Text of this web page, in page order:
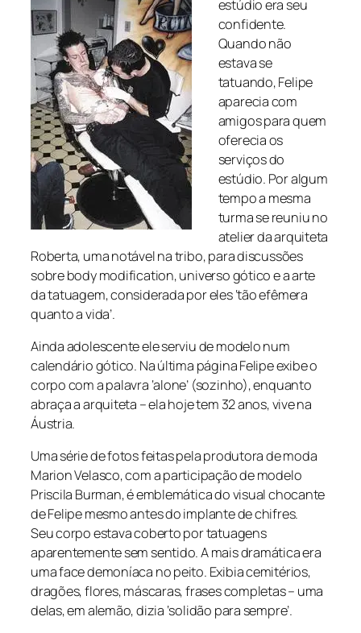
estúdio era seu
confidente.
Quando não
estava se
tatuando, Felipe
aparecia com
amigos para quem
oferecia os
serviços do
estúdio. Por algum
tempo a mesma
turma se reuniu no
atelier da arquiteta
Roberta, uma notável na tribo, para discussões
sobre body modification, universo gótico e a arte
da tatuagem, considerada por eles ‘tão efêmera
quanto a vida’.
Ainda adolescente ele serviu de modelo num
calendário gótico. Na última página Felipe exibe o
corpo com a palavra ‘alone’ (sozinho), enquanto
abraça a arquiteta – ela hoje tem 32 anos, vive na
Áustria.
Uma série de fotos feitas pela produtora de moda
Marion Velasco, com a participação de modelo
Priscila Burman, é emblemática do visual chocante
de Felipe mesmo antes do implante de chifres.
Seu corpo estava coberto por tatuagens
aparentemente sem sentido. A mais dramática era
uma face demoníaca no peito. Exibia cemitérios,
dragões, flores, máscaras, frases completas – uma
delas, em alemão, dizia ‘solidão para sempre’.